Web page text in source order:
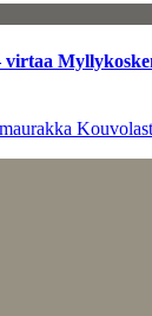
virtaa